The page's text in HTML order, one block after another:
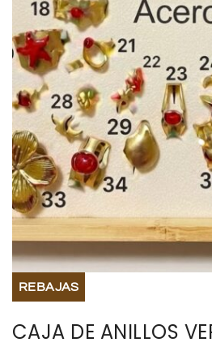
BOLSOS
HOGAR
REBAJAS
CAJA DE ANILLOS